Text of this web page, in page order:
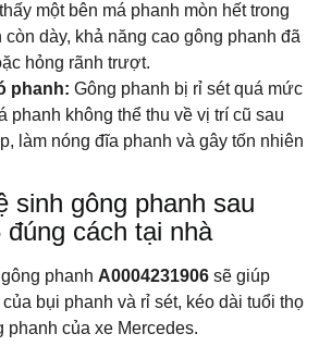
một bên má phanh mòn hết trong
còn dày, khả năng cao gông phanh đã
hỏng rãnh trượt.
phanh: Gông phanh bị rỉ sét quá mức
phanh không thể thu về vị trí cũ sau
làm nóng đĩa phanh và gây tốn nhiên
sinh gông phanh sau
đúng cách tại nhà
phanh A0004231906 sẽ giúp
bụi phanh và rỉ sét, kéo dài tuổi thọ
phanh của xe Mercedes.